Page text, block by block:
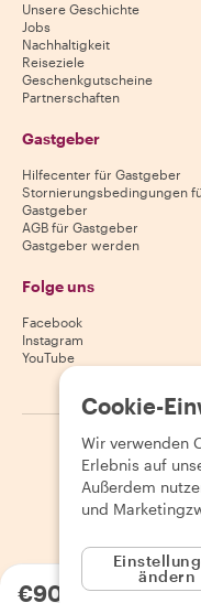
€90.48pro Person
Unsere Geschichte
Jobs
Nachhaltigkeit
Reiseziele
Geschenkgutscheine
Partnerschaften
Gastgeber
Hilfecenter für Gastgeber
Stornierungsbedingungen
Gastgeber
AGB für Gastgeber
Gastgeber werden
Folge uns
Facebook
Instagram
YouTube
2026
Cookie-
Wir verwenden
Erlebnis auf
Außerdem
und
ändern